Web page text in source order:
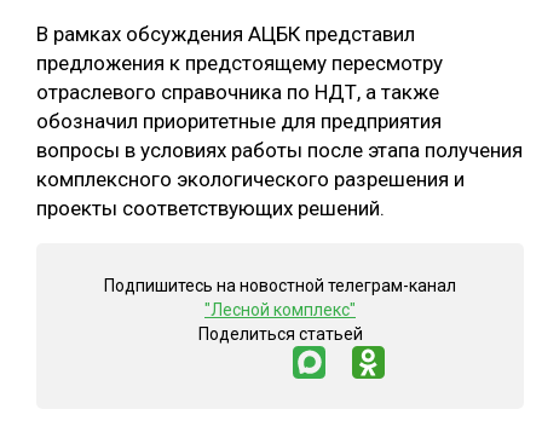
В рамках обсуждения АЦБК представил
предложения к предстоящему пересмотру
отраслевого справочника по НДТ, а также
обозначил приоритетные для предприятия
вопросы в условиях работы после этапа получения
комплексного экологического разрешения и
проекты соответствующих решений.
Подпишитесь на новостной телеграм-канал
"Лесной комплекс"
Поделиться статьей